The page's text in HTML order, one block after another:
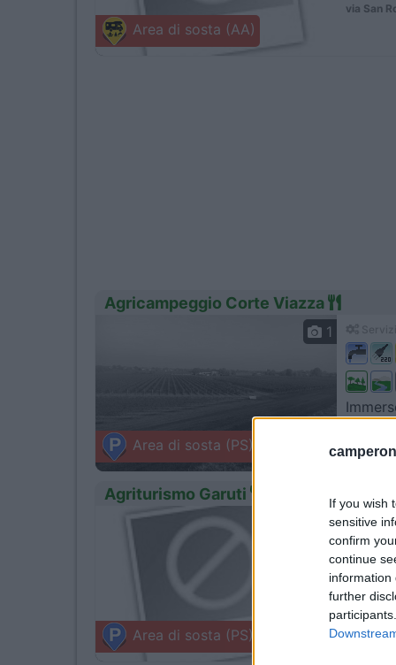
If you wish
sensitive
confirm
continue
information
further
Area di sosta (AA)
via San
Agricampeggio Corte Viazza
Area di sosta (PS)
1
Via
Agriturismo Garuti
Area di sosta (PS)
0
Via